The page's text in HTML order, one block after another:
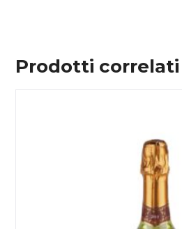
Prodotti correlati